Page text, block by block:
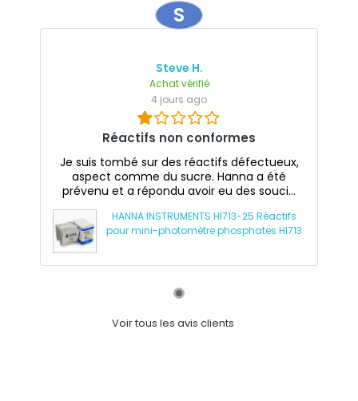
S
Steve H.
Achat vérifié
4 jours ago
Réactifs non conformes
Je suis tombé sur des réactifs défectueux,
aspect comme du sucre. Hanna a été
prévenu et a répondu avoir eu des souci...
HANNA INSTRUMENTS HI713-25 Réactifs
pour mini-photomètre phosphates HI713
Voir tous les avis clients